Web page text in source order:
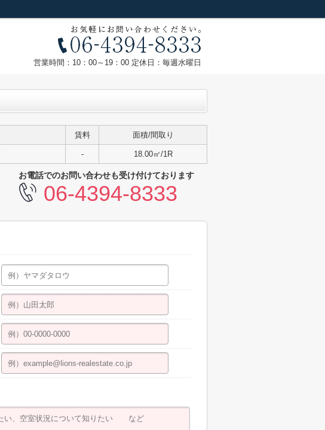
営業時間：10：00～19：00 定休日：毎週水曜日
賃料 面積/間取り
- 18.00㎡/1R
お電話でのお問い合わせも受け付けております
06-4394-8333